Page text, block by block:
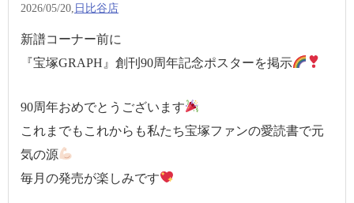
2026/05/20, 日比谷店
新譜コーナー前に
『宝塚GRAPH』創刊90周年記念ポスターを掲示
90周年おめでとうございます
これまでもこれからも私たち宝塚ファンの愛読書で元
気の源
毎月の発売が楽しみです